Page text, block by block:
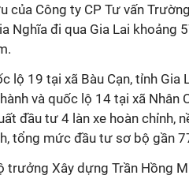
của Công ty CP Tư vấn
Nghĩa đi qua Gia Lai khoảng
lộ 19 tại xã Bàu Cạn, tỉnh Gia
và quốc lộ 14 tại xã Nhân
đầu tư 4 làn xe hoàn chỉnh,
tổng mức đầu tư sơ bộ gần
trưởng Xây dựng Trần Hồng